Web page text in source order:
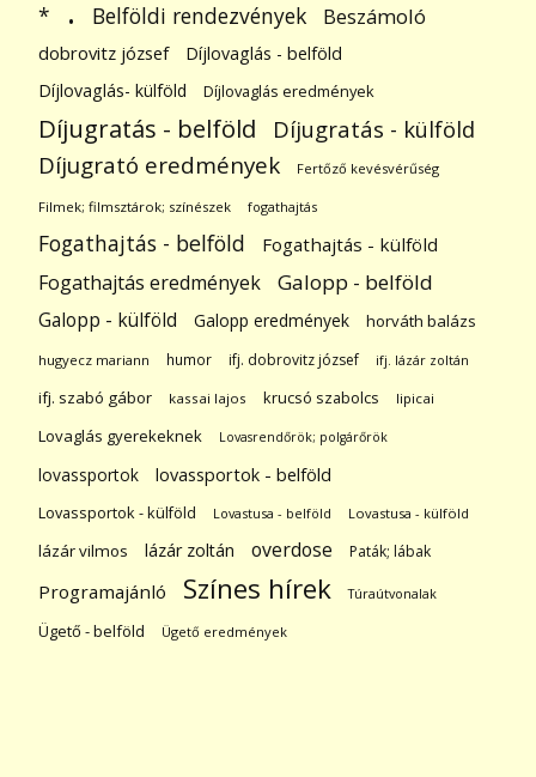
* . Belföldi rendezvények Beszámoló
dobrovitz józsef
Díjlovaglás - belföld
Díjlovaglás- külföld
Díjlovaglás eredmények
Díjugratás - belföld Díjugratás - külföld
Díjugrató eredmények Fertőző kevésvérűség
Filmek; filmsztárok; színészek fogathajtás
Fogathajtás - belföld Fogathajtás - külföld
Fogathajtás eredmények Galopp - belföld
Galopp - külföld Galopp eredmények horváth balázs
hugyecz mariann humor ifj. dobrovitz józsef ifj. lázár zoltán
ifj. szabó gábor kassai lajos krucsó szabolcs lipicai
Lovaglás gyerekeknek Lovasrendőrök; polgárőrök
lovassportok lovassportok - belföld
Lovassportok - külföld Lovastusa - belföld Lovastusa - külföld
lázár vilmos lázár zoltán overdose Paták; lábak
Programajánló Színes hírek Túraútvonalak
Ügető - belföld Ügető eredmények